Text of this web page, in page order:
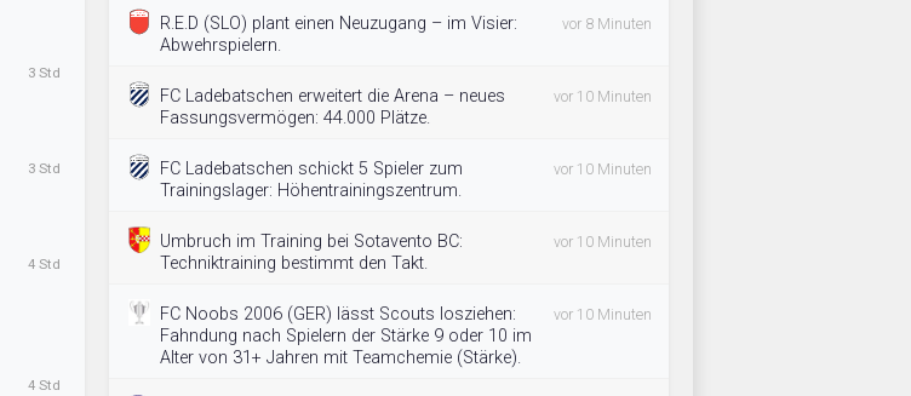
3 Std
3 Std
4 Std
4 Std
R.E.D (SLO) plant einen Neuzugang – im Visier:
Abwehrspielern.
vor 8 Minuten
FC Ladebatschen erweitert die Arena – neues
Fassungsvermögen: 44.000 Plätze.
vor 10 Minuten
FC Ladebatschen schickt 5 Spieler zum
Trainingslager: Höhentrainingszentrum.
vor 10 Minuten
Umbruch im Training bei Sotavento BC:
Techniktraining bestimmt den Takt.
vor 10 Minuten
FC Noobs 2006 (GER) lässt Scouts losziehen:
Fahndung nach Spielern der Stärke 9 oder 10 im
Alter von 31+ Jahren mit Teamchemie (Stärke).
vor 10 Minuten